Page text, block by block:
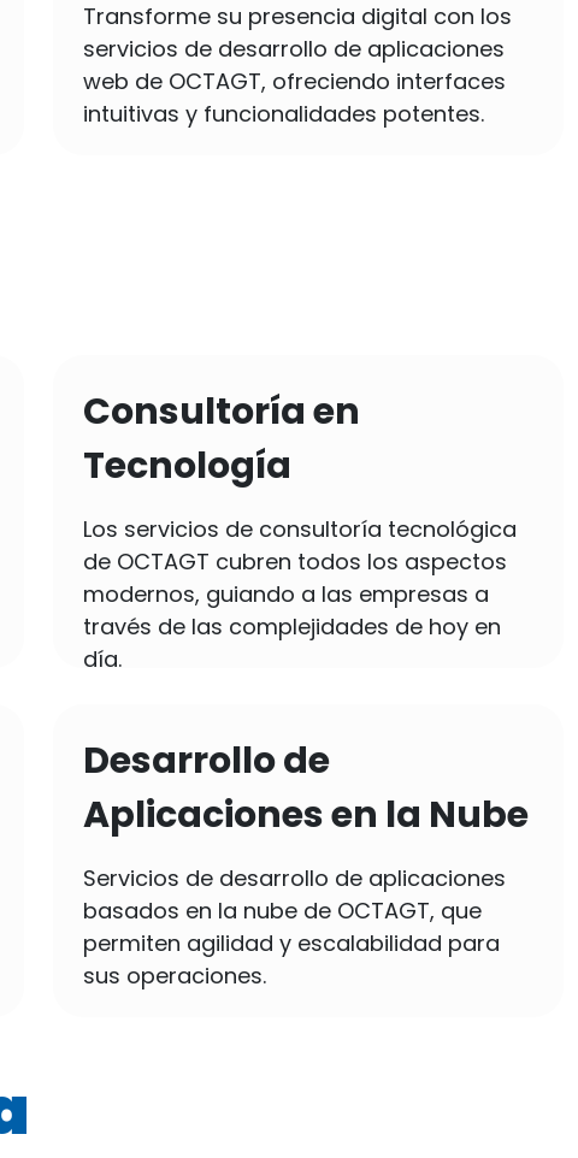
Transforme su presencia digital con los
servicios de desarrollo de aplicaciones
web de OCTAGT, ofreciendo interfaces
intuitivas y funcionalidades potentes.
Consultoría en
Tecnología
Los servicios de consultoría tecnológica
de OCTAGT cubren todos los aspectos
modernos, guiando a las empresas a
través de las complejidades de hoy en
día.
Desarrollo de
Aplicaciones en la Nube
Servicios de desarrollo de aplicaciones
basados ​​en la nube de OCTAGT, que
permiten agilidad y escalabilidad para
sus operaciones.